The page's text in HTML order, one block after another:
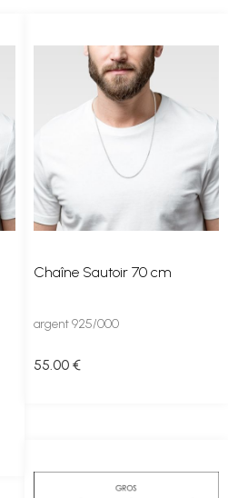
Chaîne Sautoir 70 cm
argent 925/000
55 .00 €